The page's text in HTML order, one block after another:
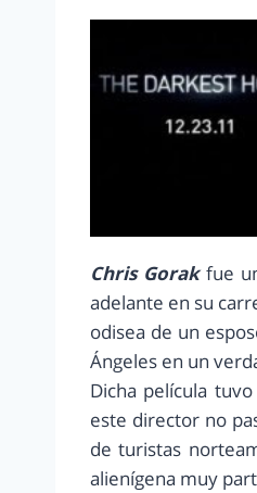
Chris Gorakfue
adelante en su
odisea de un
Ángeles en un
Dicha película
este director no
de turistas
alienígena muy